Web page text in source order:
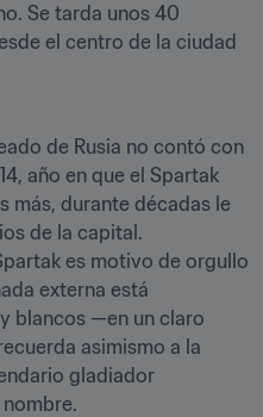
Se tarda unos 40
el centro de la ciudad
de Rusia no contó con
año en que el Spartak
más, durante décadas le
de la capital.
es motivo de orgullo
externa está
blancos —en un claro
asimismo a la
gladiador